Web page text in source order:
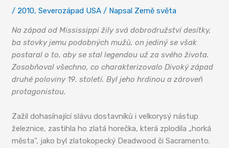
/ 2010,Severozápad USA / Napsal Země světa
Na západ od Mississippi žily svá dobrodružství desítky,
ba stovky jemu podobných mužů, on jediný se však
postaral o to, aby se stal legendou už za svého života.
Zosobňoval všechno, co charakterizovalo Divoký západ
druhé poloviny 19. století. Byl jeho hrdinou a zároveň
protagonistou.
Zažil dohasínající slávu dostavníků i velkorysý nástup
železnice, zastihla ho zlatá horečka, která zplodila „horká
města“, jako byl zlatokopecký Deadwood či Sacramento.